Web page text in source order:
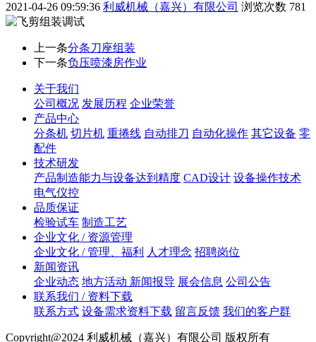
2021-04-26 09:59:36 利威机械（嘉兴）有限公司 浏览次数 781
上一条分条刀座组装
下一条负压喷漆房作业
关于我们
公司概况 发展历程 企业荣誉
产品中心
分条机 切片机 重捲线 自动排刀 自动化操作 其它设备 零
配件
技术研发
产品制造能力与设备达到精度 CAD设计 设备操作技术
电气仪控
品质保证
检验试车 制造工艺
企业文化 / 资源管理
企业文化 / 管理、福利
人才理念 招聘岗位
新闻资讯
企业动态 地方活动 新闻报导 展会信息 公司公告
联系我们 / 资料下载
联系方式 设备需求资料下载 留言反馈 我们的客户群
Copyright@2024 利威机械（嘉兴）有限公司 版权所有